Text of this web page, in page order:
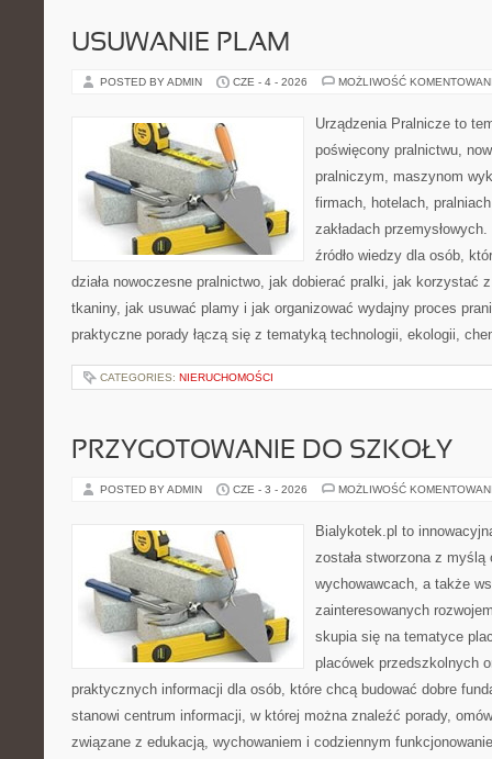
USUWANIE PLAM
POSTED BY ADMIN CZE - 4 - 2026 MOŻLIWOŚĆ
Urządzenia Pralnicze to
poświęcony pralnictwu,
pralniczym, maszynom
firmach, hotelach,
zakładach
źródło wiedzy dla osób,
działa nowoczesne pralnictwo, jak dobierać pralki, jak korzystać
tkaniny, jak usuwać plamy i jak organizować wydajny proces
praktyczne porady łączą się z tematyką technologii, ekologii,
CATEGORIES: NIERUCHOMOŚCI
PRZYGOTOWANIE DO SZKOŁY
POSTED BY ADMIN CZE - 3 - 2026 MOŻLIWOŚĆ
Bialykotek.pl to
została stworzona z myślą
wychowawcach, a także
zainteresowanych
skupia się na tematyce
placówek przedszkolnych
praktycznych informacji dla osób, które chcą budować dobre
stanowi centrum informacji, w której można znaleźć porady,
związane z edukacją, wychowaniem i codziennym